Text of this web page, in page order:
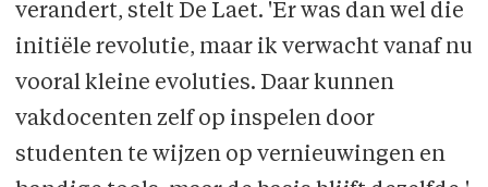
verandert, stelt De Laet. 'Er was dan wel die
initiële revolutie, maar ik verwacht vanaf nu
vooral kleine evoluties. Daar kunnen
vakdocenten zelf op inspelen door
studenten te wijzen op vernieuwingen en